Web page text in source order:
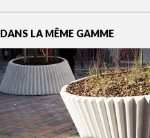
DANS LA MÊME GAMME